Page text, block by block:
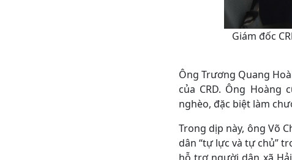
Giám đốc
Ông Trương Quang
của CRD. Ông
nghèo, đặc biệt làm
Trong dịp này, ông Võ
dân “tự lực và tự chủ”